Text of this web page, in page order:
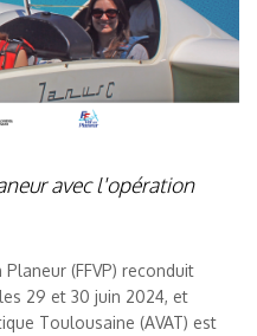
avec l'opération
(FFVP) reconduit
29 et 30 juin 2024, et
Toulousaine (AVAT) est